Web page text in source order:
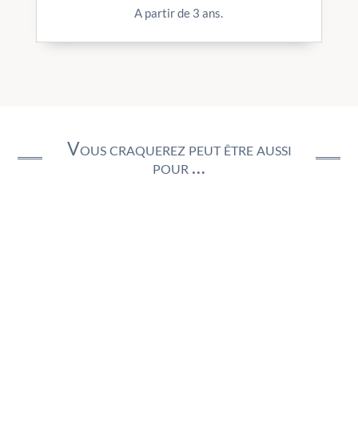
A partir de 3 ans.
Vous craquerez peut être aussi
pour …